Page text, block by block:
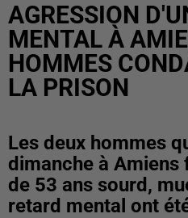
AGRESSION
MENTAL À
HOMMES
LA PRISON
Les deux hommes
dimanche à Amiens
de 53 ans sourd,
retard mental ont